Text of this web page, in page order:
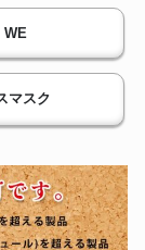
WE
マスク